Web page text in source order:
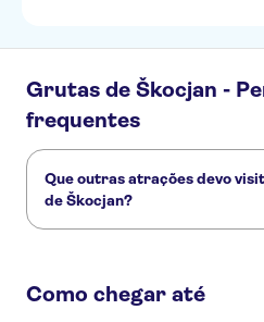
Grutas de Škocjan -
frequentes
Que outras atrações devo
de Škocjan?
Caverna Postojna Lago Bled
Como chegar até